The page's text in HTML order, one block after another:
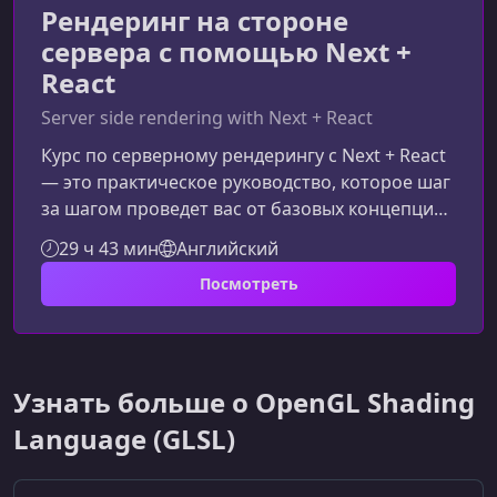
Рендеринг на стороне
сервера с помощью Next +
React
Server side rendering with Next + React
Курс по серверному рендерингу с Next + React
— это практическое руководство, которое шаг
за шагом проведет вас от базовых концепций
до создания и развертывания полноценного
SSR‑приложения. Если вы хотите понять, как
устроена работа серверной части React-
технологиями вроде Auth0, Express и
вас.Что представляет собой курсОбучение
построено логично и постепенно: о
29 ч 43 мин Английский
Посмотреть
Узнать больше о OpenGL Shading
Language (GLSL)